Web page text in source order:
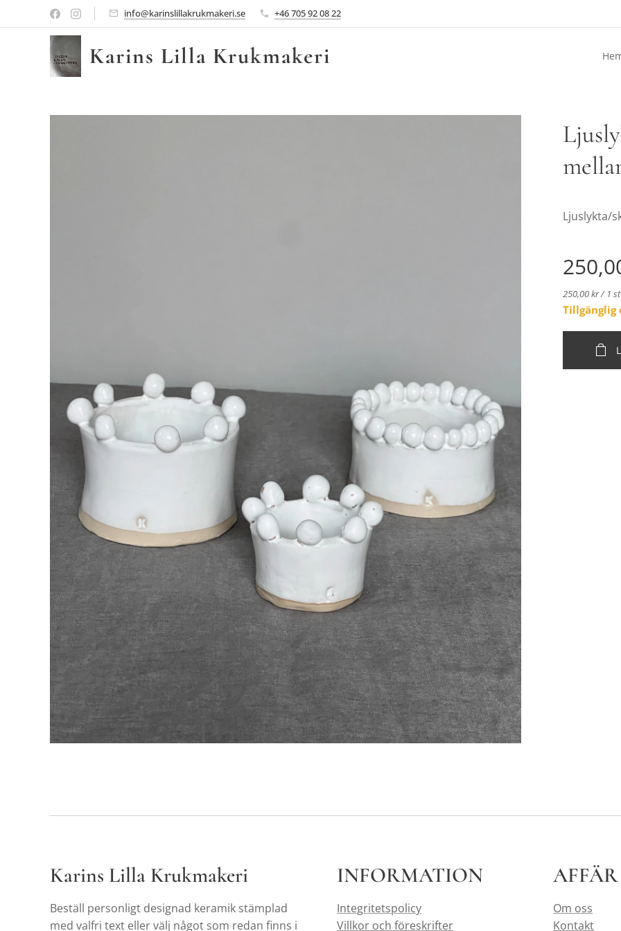
info@karinslillakrukmakeri.se +46 705 92 08 22
Karins Lilla Krukmakeri
Ljuslykta/
250,00 kr / 1 st
Tillgänglig
Karins Lilla Krukmakeri
Beställ personligt designad keramik stämplad
med valfri text eller välj något som redan finns i
INFORMATION
Integritetspolicy
Villkor och föreskrifter
AFFÄR
Om oss
Kontakt